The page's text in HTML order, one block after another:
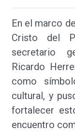
En el marco
Cristo del
secretario
Ricardo
como
cultural, y
fortalecer
encuentro